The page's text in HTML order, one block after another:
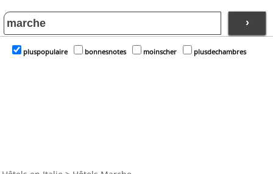
›
pluspopulaire bonnesnotes moinscher plusdechambres